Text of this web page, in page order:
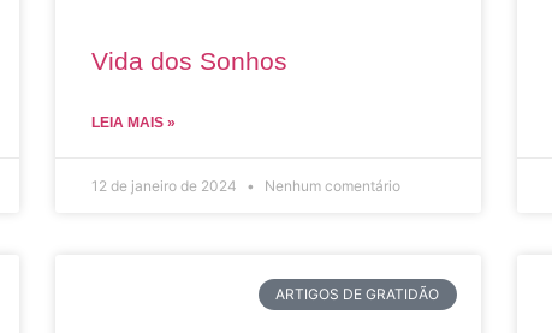
Vida dos Sonhos
LEIA MAIS »
12 de janeiro de 2024 Nenhum comentário
ARTIGOS DE GRATIDÃO